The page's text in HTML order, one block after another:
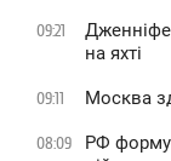
09:21
на яхті
09:11 Москва
08:09
РФ